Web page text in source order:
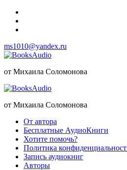
Перейти
содержимому
ms1010@yandex.ru
от Михаила Соломонова
от Михаила Соломонова
От автора
Бесплатные АудиоКниги
Хотите помочь?
Политика
Запись аудиокниг
Авторы